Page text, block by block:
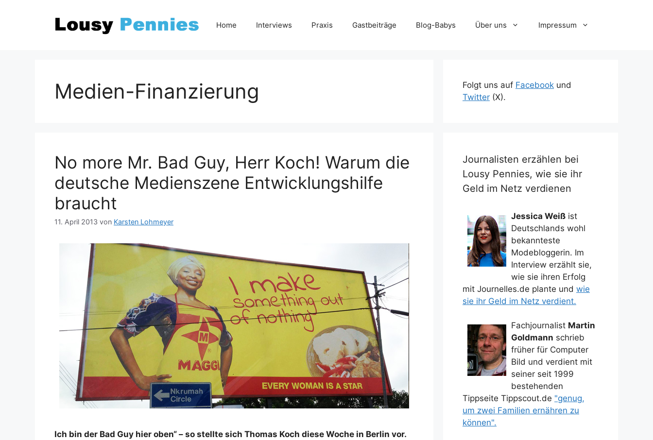
Home Interviews Praxis Gastbeiträge Blog-Babys Über uns Impressum
Medien-Finanzierung
No more Mr. Bad Guy, Herr Koch! Warum die
deutsche Medienszene Entwicklungshilfe
braucht
11. April 2013 von Karsten Lohmeyer
Ich bin der Bad Guy hier oben“ – so stellte sich Thomas Koch diese Woche in Berlin vor.
Folgt uns auf Facebook und
Twitter (X).
Journalisten erzählen bei
Lousy Pennies, wie sie ihr
Geld im Netz verdienen
Jessica Weiß ist
Deutschlands wohl
bekannteste
Modebloggerin. Im
Interview erzählt sie,
wie sie ihren Erfolg
mit Journelles.de plante und wie
sie ihr Geld im Netz verdient.
Fachjournalist Martin
Goldmann schrieb
früher für Computer
Bild und verdient mit
seiner seit 1999
bestehenden
Tippseite Tippscout.de "genug,
um zwei Familien ernähren zu
können".